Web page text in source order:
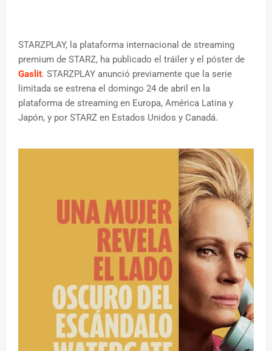
STARZPLAY, la plataforma internacional de streaming
premium de STARZ, ha publicado el tráiler y el póster de
Gaslit. STARZPLAY anunció previamente que la serie
limitada se estrena el domingo 24 de abril en la
plataforma de streaming en Europa, América Latina y
Japón, y por STARZ en Estados Unidos y Canadá.